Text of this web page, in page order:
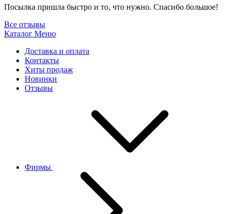
Посылка пришла быстро и то, что нужно. Спасибо большое!
Все отзывы
Каталог Меню
Доставка и оплата
Контакты
Хиты продаж
Новинки
Отзывы
Фирмы